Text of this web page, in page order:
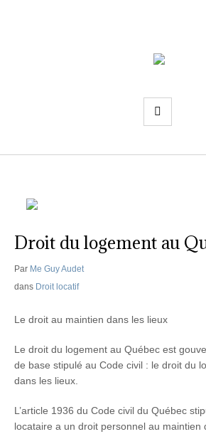
Droit du logement au
Par Me Guy Audet
dans Droit locatif
Le droit au maintien dans les lieux
Le droit du logement au Québec est
de base stipulé au Code civil : le droit du
dans les lieux.
L’article 1936 du Code civil du Québec
locataire a un droit personnel au maintien